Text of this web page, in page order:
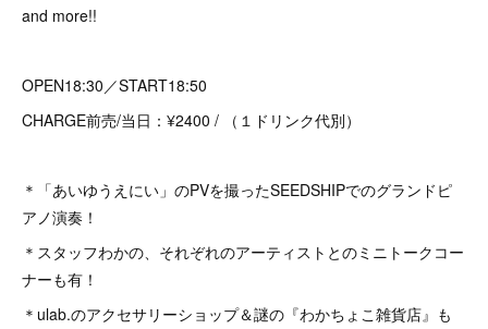
and more!!
OPEN18:30／START18:50
CHARGE前売/当日：¥2400 / （１ドリンク代別）
＊「あいゆうえにい」のPVを撮ったSEEDSHIPでのグランドピ
アノ演奏！
＊スタッフわかの、それぞれのアーティストとのミニトークコー
ナーも有！
＊ulab.のアクセサリーショップ＆謎の『わかちょこ雑貨店』も